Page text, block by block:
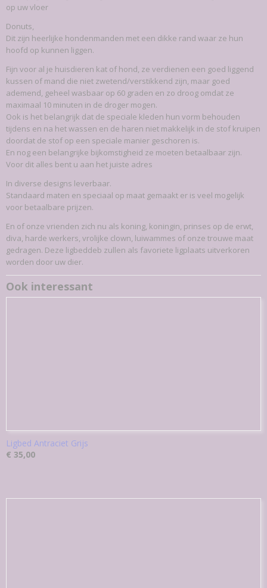
op uw vloer
Donuts,
Dit zijn heerlijke hondenmanden met een dikke rand waar ze hun
hoofd op kunnen liggen.
Fijn voor al je huisdieren kat of hond, ze verdienen een goed liggend
kussen of mand die niet zwetend/verstikkend zijn, maar goed
ademend, geheel wasbaar op 60 graden en zo droog omdat ze
maximaal 10 minuten in de droger mogen.
Ook is het belangrijk dat de speciale kleden hun vorm behouden
tijdens en na het wassen en de haren niet makkelijk in de stof kruipen
doordat de stof op een speciale manier geschoren is.
En nog een belangrijke bijkomstigheid ze moeten betaalbaar zijn.
Voor dit alles bent u aan het juiste adres
In diverse designs leverbaar.
Standaard maten en speciaal op maat gemaakt er is veel mogelijk
voor betaalbare prijzen.
En of onze vrienden zich nu als koning, koningin, prinses op de erwt,
diva, harde werkers, vrolijke clown, luiwammes of onze trouwe maat
gedragen. Deze ligbeddeb zullen als favoriete ligplaats uitverkoren
worden door uw dier.
Ook interessant
Ligbed Antraciet Grijs
€ 35,00